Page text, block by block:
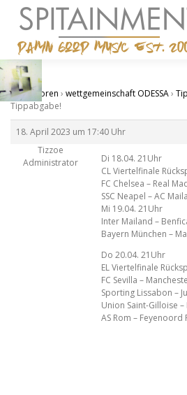
springen
STARTSEITE
Start› Foren › wettgemeinschaft ODESSA›
Tippabgabe!
18. April 2023 um 17:40 Uhr
Tizzoe
Administrator
Di 18.04. 21Uhr
CL Viertelfinale
FC Chelsea – Real
SSC Neapel – AC
Mi 19.04. 21Uhr
Inter Mailand –
Bayern München –
Do 20.04. 21Uhr
EL Viertelfinale
FC Sevilla –
Sporting Lissabon –
Union Saint-Gilloise
AS Rom –